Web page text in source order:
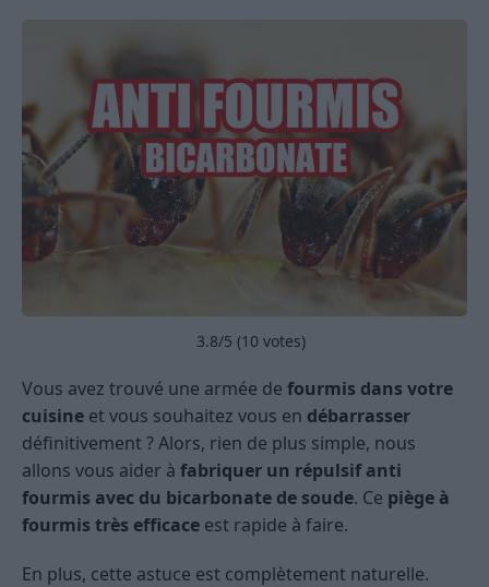
3.8/5 (10 votes)
Vous avez trouvé une armée de fourmis dans votre
cuisine et vous souhaitez vous en débarrasser
définitivement ? Alors, rien de plus simple, nous
allons vous aider à fabriquer un répulsif anti
fourmis avec du bicarbonate de soude. Ce piège à
fourmis très efficace est rapide à faire.
En plus, cette astuce est complètement naturelle.